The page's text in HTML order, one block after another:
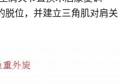
脱位，并建立三角肌对肩关